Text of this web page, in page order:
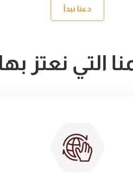
دعنا نبدأ
التي نعتز بها